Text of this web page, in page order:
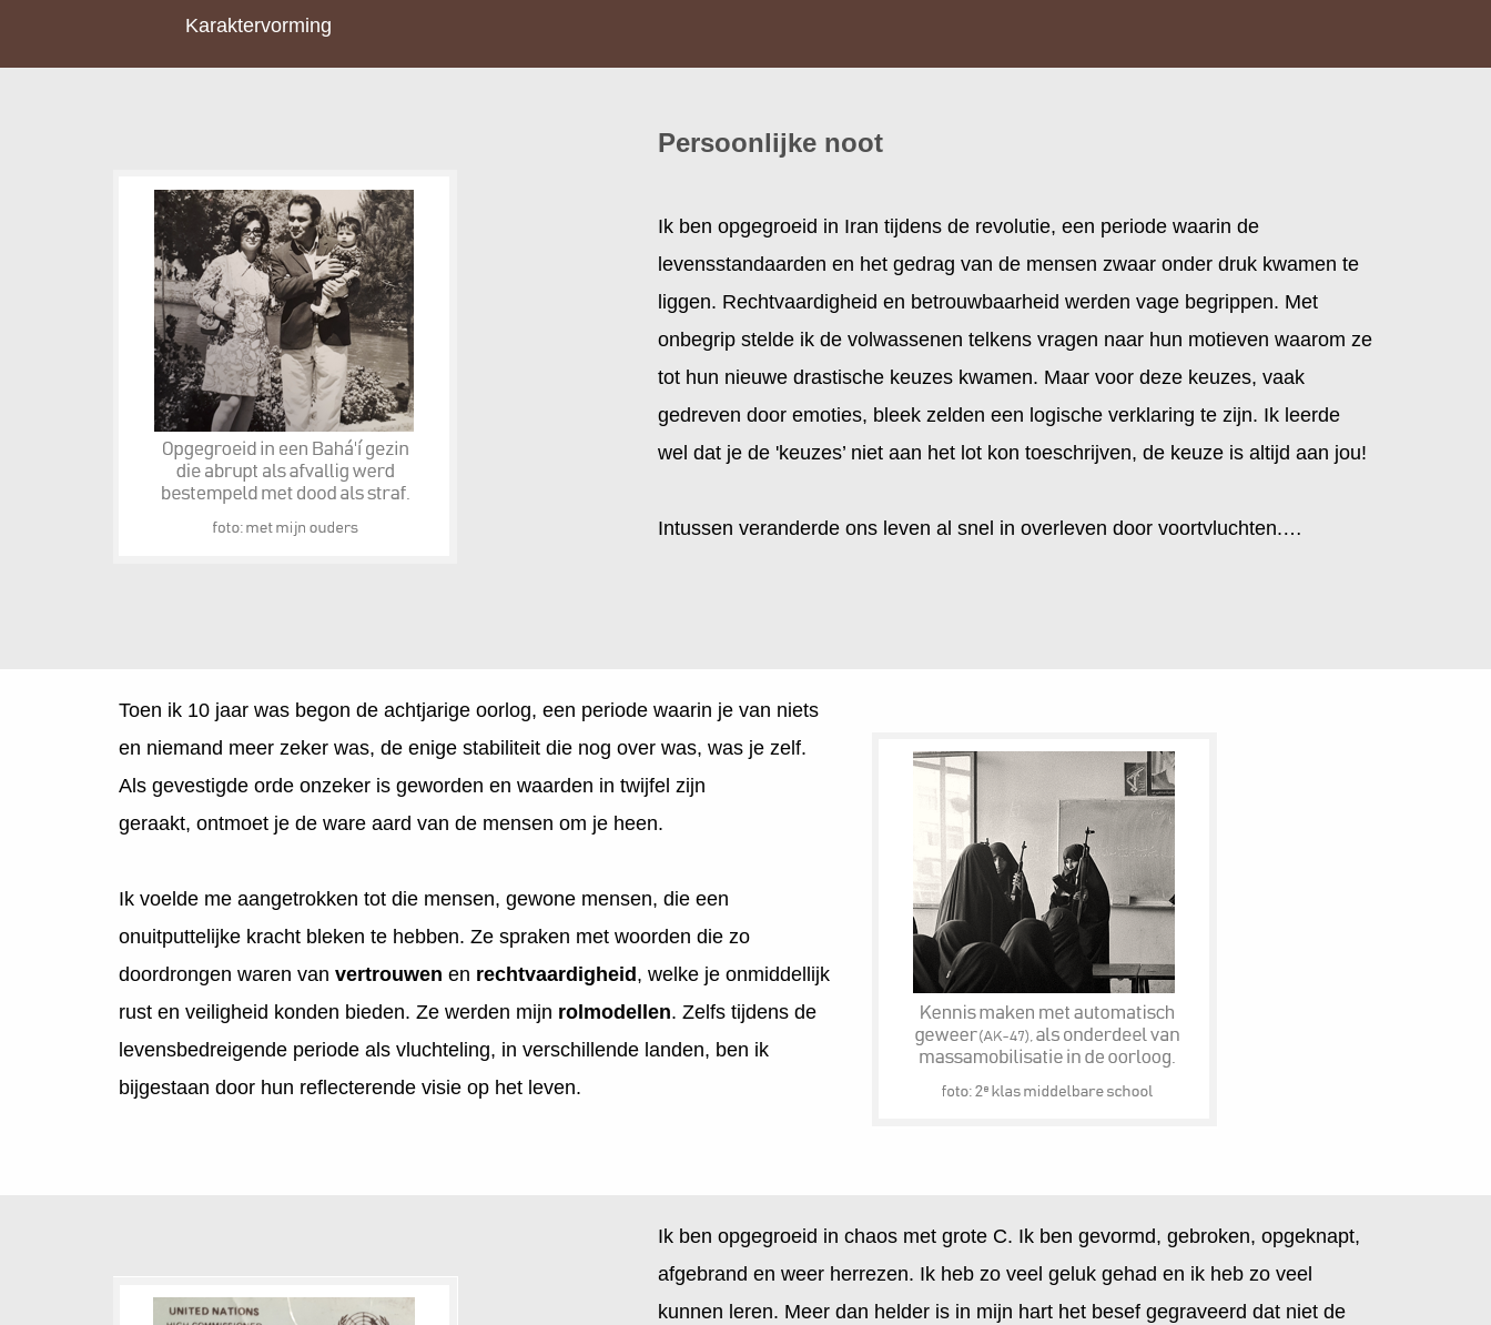
Karaktervorming
Persoonlijke noot
Ik ben opgegroeid in Iran tijdens de revolutie, een periode waarin de
levensstandaarden en het gedrag van de mensen zwaar onder druk kwamen te
liggen. Rechtvaardigheid en betrouwbaarheid werden vage begrippen. Met
onbegrip stelde ik de volwassenen telkens vragen naar hun motieven waarom ze
tot hun nieuwe drastische keuzes kwamen. Maar voor deze keuzes, vaak
gedreven door emoties, bleek zelden een logische verklaring te zijn. Ik leerde
wel dat je de 'keuzes’ niet aan het lot kon toeschrijven, de keuze is altijd aan jou!
Intussen veranderde ons leven al snel in overleven door voortvluchten.…
Toen ik 10 jaar was begon de achtjarige oorlog, een periode waarin je van niets
en niemand meer zeker was, de enige stabiliteit die nog over was, was je zelf.
Als gevestigde orde onzeker is geworden en waarden in twijfel zijn
geraakt, ontmoet je de ware aard van de mensen om je heen.
Ik voelde me aangetrokken tot die mensen, gewone mensen, die een
onuitputtelijke kracht bleken te hebben. Ze spraken met woorden die zo
doordrongen waren van vertrouwen en rechtvaardigheid , welke je onmiddellijk
rust en veiligheid konden bieden. Ze werden mijn rolmodellen. Zelfs tijdens de
levensbedreigende periode als vluchteling, in verschillende landen, ben ik
bijgestaan door hun reflecterende visie op het leven.
Ik ben opgegroeid in chaos met grote C. Ik ben gevormd, gebroken, opgeknapt,
afgebrand en weer herrezen. Ik heb zo veel geluk gehad en ik heb zo veel
kunnen leren. Meer dan helder is in mijn hart het besef gegraveerd dat niet de